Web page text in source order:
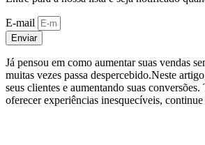
E-mail
Enviar
Já pensou em como aumentar suas vendas
muitas vezes passa despercebido.Neste
seus clientes e aumentando suas
oferecer experiências inesquecíveis,